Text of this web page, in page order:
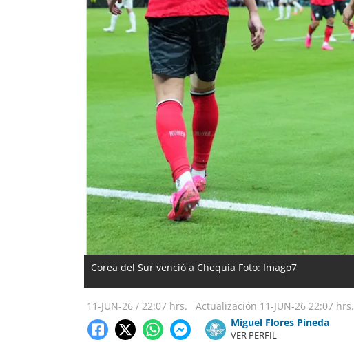
Corea del Sur venció a Chequia Foto: Imago7
11-JUN-26 / 22:07 hrs. Actualización 11-JUN-26 22:07 hrs.
Miguel Flores Pineda
VER PERFIL